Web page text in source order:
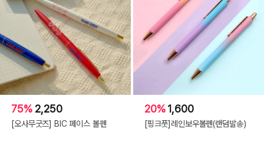
75% 2,250
[오사무굿즈] BIC 페이스 볼펜
20%1,600
[핑크풋]레인보우볼펜(랜덤발송)